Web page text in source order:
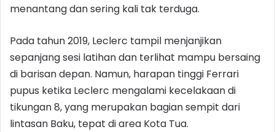
menantang dan sering kali tak terduga.
Pada tahun 2019, Leclerc tampil menjanjikan
sepanjang sesi latihan dan terlihat mampu bersaing
di barisan depan. Namun, harapan tinggi Ferrari
pupus ketika Leclerc mengalami kecelakaan di
tikungan 8, yang merupakan bagian sempit dari
lintasan Baku, tepat di area Kota Tua.